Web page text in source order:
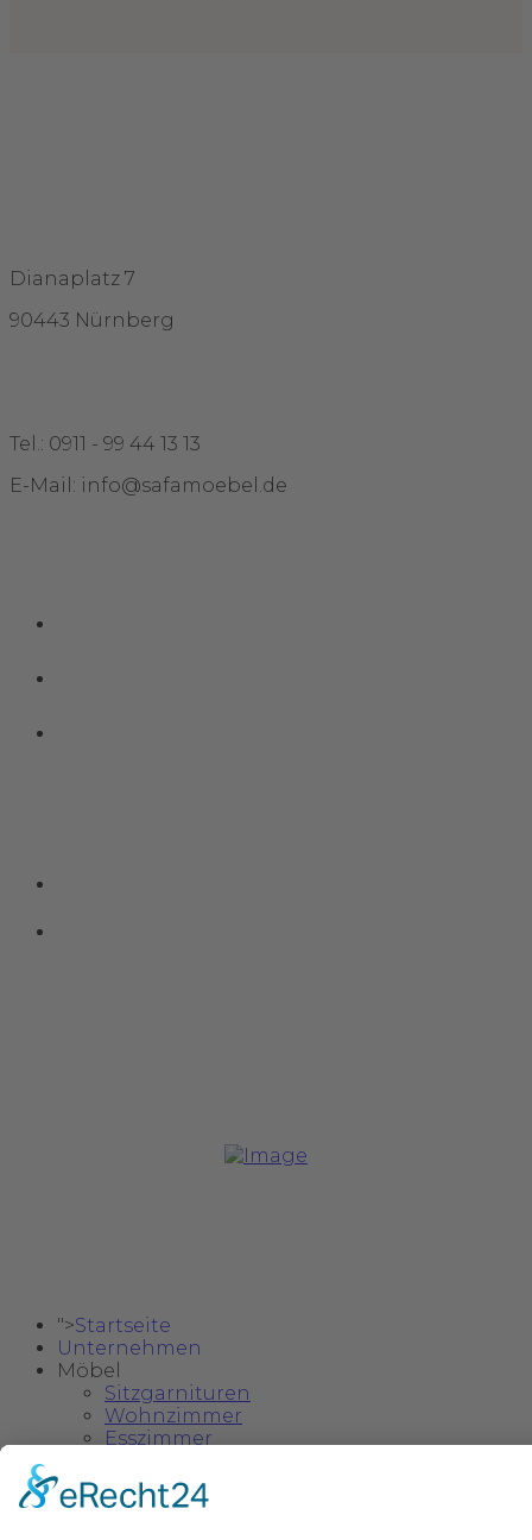
Dianaplatz 7
90443 Nürnberg
Tel.: 0911 - 99 44 13 13
E-Mail: info@safamoebel.de
">Startseite
Unternehmen
Möbel
Sitzgarnituren
Wohnzimmer
Esszimmer
Einzelstücke & Deko
Kinder- und Jugendzimmer